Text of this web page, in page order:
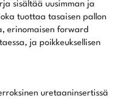
sisältää uusimman ja
tuottaa tasaisen pallon
erinomaisen forward
ja poikkeuksellisen
uretaaninsertissä